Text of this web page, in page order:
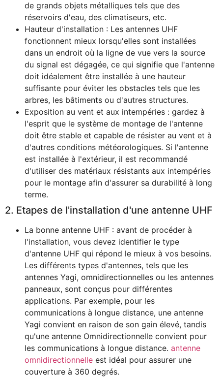
de grands objets métalliques tels que des
réservoirs d'eau, des climatiseurs, etc.
Hauteur d'installation : Les antennes UHF
fonctionnent mieux lorsqu'elles sont installées
dans un endroit où la ligne de vue vers la source
du signal est dégagée, ce qui signifie que l'antenne
doit idéalement être installée à une hauteur
suffisante pour éviter les obstacles tels que les
arbres, les bâtiments ou d'autres structures.
Exposition au vent et aux intempéries : gardez à
l'esprit que le système de montage de l'antenne
doit être stable et capable de résister au vent et à
d'autres conditions météorologiques. Si l'antenne
est installée à l'extérieur, il est recommandé
d'utiliser des matériaux résistants aux intempéries
pour le montage afin d'assurer sa durabilité à long
terme.
2. Etapes de l'installation d'une antenne UHF
La bonne antenne UHF : avant de procéder à
l'installation, vous devez identifier le type
d'antenne UHF qui répond le mieux à vos besoins.
Les différents types d'antennes, tels que les
antennes Yagi, omnidirectionnelles ou les antennes
panneaux, sont conçus pour différentes
applications. Par exemple, pour les
communications à longue distance, une antenne
Yagi convient en raison de son gain élevé, tandis
qu'une antenne Omnidirectionnelle convient pour
les communications à longue distance. antenne
omnidirectionnelle est idéal pour assurer une
couverture à 360 degrés.